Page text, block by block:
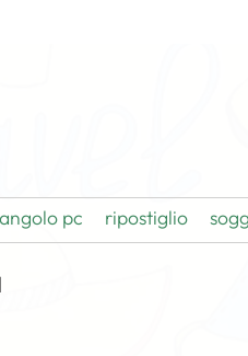
angolo pc ripostiglio